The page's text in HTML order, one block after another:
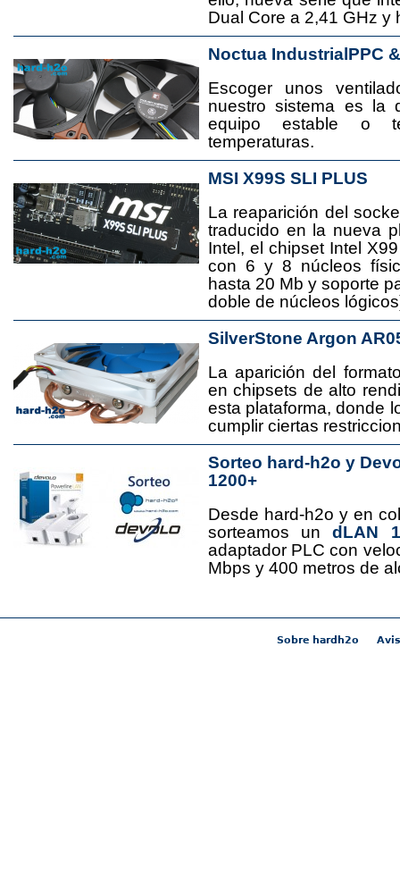
Dual Core a 2,41 GHz y
Noctua IndustrialPPC
Escoger unos
nuestro sistema es la
equipo estable o
temperaturas.
MSI X99S SLI PLUS
La reaparición del
traducido en la nueva
Intel, el chipset Intel
con 6 y 8 núcleos
hasta 20 Mb y soporte
doble de núcleos
SilverStone Argon
La aparición del
en chipsets de alto
esta plataforma, donde
cumplir ciertas
Sorteo hard-h2o y
1200+
Desde hard-h2o y en
sorteamos undLAN
adaptador PLC con
Mbps y 400 metros de
Sobre hardh2o